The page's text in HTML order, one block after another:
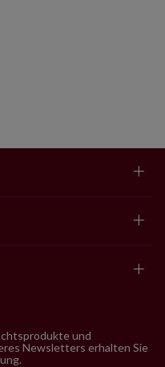
und
Newsletters erhalten Sie